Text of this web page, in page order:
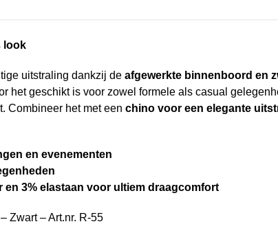
look
uitstraling dankzij de afgewerkte binnenboord en
het geschikt is voor zowel formele als casual
Combineer het met een chino voor een elegante
en evenementen
en 3% elastaan voor ultiem draagcomfort
Zwart – Art.nr. R-55